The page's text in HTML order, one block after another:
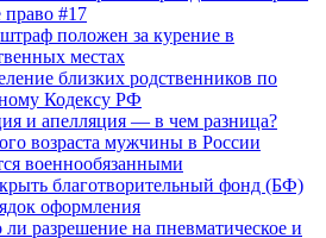
право #17
положен за курение в
местах
близких родственников по
Кодексу РФ
и апелляция — в чем разница?
возраста мужчины в России
военнообязанными
благотворительный фонд (БФ)
оформления
разрешение на пневматическое и